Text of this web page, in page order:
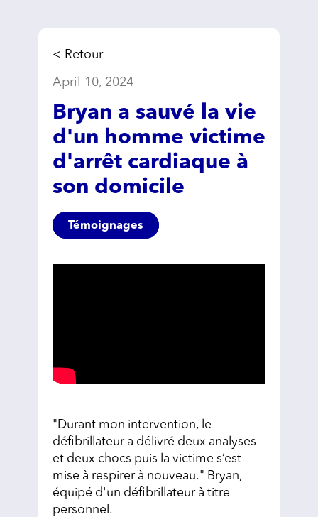
< Retour
April 10, 2024
Bryan a sauvé la vie
d'un homme victime
d'arrêt cardiaque à
son domicile
Témoignages
"Durant mon intervention, le
défibrillateur a délivré deux analyses
et deux chocs puis la victime s’est
mise à respirer à nouveau." Bryan,
équipé d'un défibrillateur à titre
personnel.